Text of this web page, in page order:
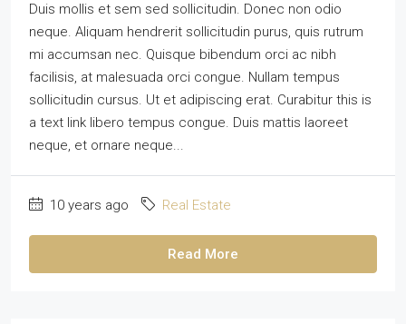
Duis mollis et sem sed sollicitudin. Donec non odio
neque. Aliquam hendrerit sollicitudin purus, quis rutrum
mi accumsan nec. Quisque bibendum orci ac nibh
facilisis, at malesuada orci congue. Nullam tempus
sollicitudin cursus. Ut et adipiscing erat. Curabitur this is
a text link libero tempus congue. Duis mattis laoreet
neque, et ornare neque...
10 years ago Real Estate
Read More